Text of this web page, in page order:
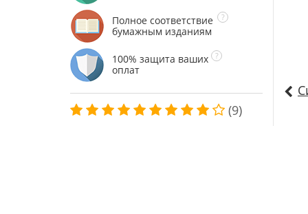
Полное соответствие
бумажным изданиям
100% защита ваших
оплат
(9)